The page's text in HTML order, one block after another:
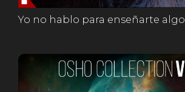
Yo no hablo para enseñarte algo